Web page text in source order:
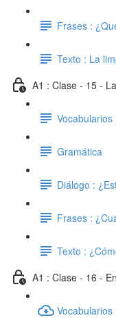
Frases :
Texto : La
A1 : Clase - 15 -
Gramática
Diálogo :
Frases :
Texto :
A1 : Clase - 16 -